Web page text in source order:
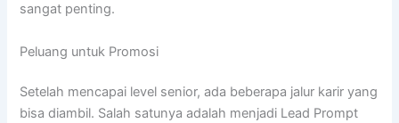
sangat penting.
Peluang untuk Promosi
Setelah mencapai level senior, ada beberapa jalur karir yang
bisa diambil. Salah satunya adalah menjadi Lead Prompt